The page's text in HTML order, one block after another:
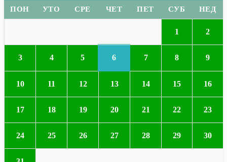
ПОН УТО СРЕ ЧЕТ ПЕТ СУБ НЕД
1 2
3 4 5 6 7 8 9
10 11 12 13 14 15 16
17 18 19 20 21 22 23
24 25 26 27 28 29 30